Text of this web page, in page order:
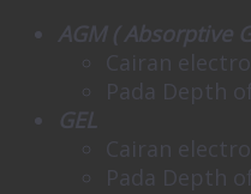
AGM ( Absorptive
Cairan
Pada Depth
GEL
Cairan
Pada Depth